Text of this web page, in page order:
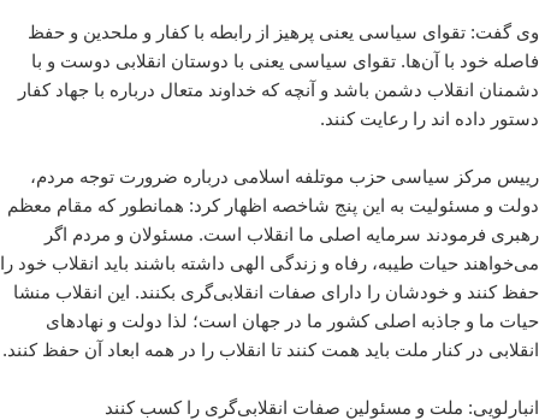
وی گفت: تقوای سیاسی یعنی پرهیز از رابطه با کفار و ملحدین و حفظ
فاصله خود با آن‌ها. تقوای سیاسی یعنی با دوستان انقلابی دوست و با
دشمنان انقلاب دشمن باشد و آنچه که خداوند متعال درباره با جهاد کفار
دستور داده اند را رعایت کنند.
رییس مرکز سیاسی حزب موتلفه اسلامی درباره ضرورت توجه مردم،
دولت و مسئولیت به این پنج شاخصه اظهار کرد: همانطور که مقام معظم
رهبری فرمودند سرمایه اصلی ما انقلاب است. مسئولان و مردم اگر
می‌خواهند حیات طیبه، رفاه و زندگی الهی داشته باشند باید انقلاب خود را
حفظ کنند و خودشان را دارای صفات انقلابی‌گری بکنند. این انقلاب منشا
حیات ما و جاذبه اصلی کشور ما در جهان است؛ لذا دولت و نهادهای
انقلابی در کنار ملت باید همت کنند تا انقلاب را در همه ابعاد آن حفظ کنند.
انبارلویی: ملت و مسئولین صفات انقلابی‌گری را کسب کنند